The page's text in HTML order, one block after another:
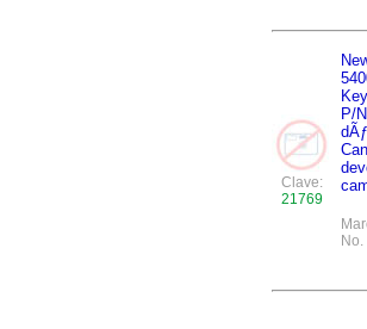
Clave:
21769
P/